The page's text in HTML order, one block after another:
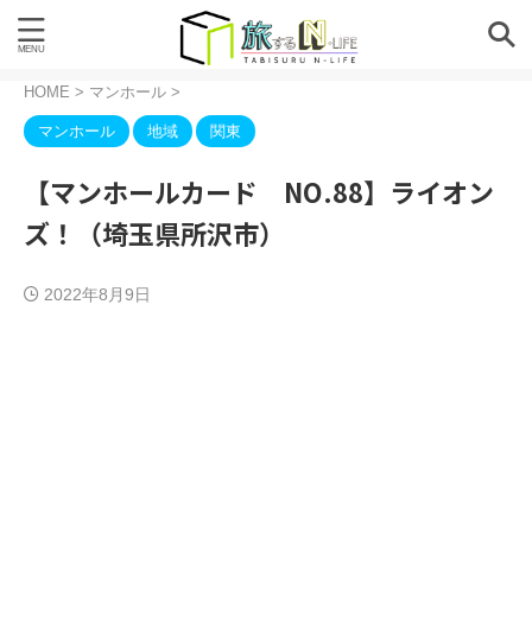
HOME > マンホール >
マンホール 地域 関東
【マンホールカード NO.88】ライオン
ズ！（埼玉県所沢市）
2022年8月9日